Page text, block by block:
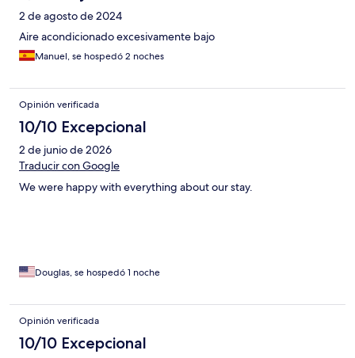
2 de agosto de 2024
Aire acondicionado excesivamente bajo
Manuel, se hospedó 2 noches
Opinión verificada
10/10 Excepcional
2 de junio de 2026
Traducir con Google
We were happy with everything about our stay.
Douglas, se hospedó 1 noche
Opinión verificada
10/10 Excepcional